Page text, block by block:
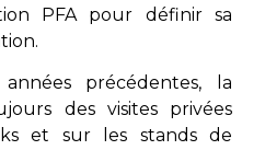
PFA pour définir sa
précédentes, la
des visites privées
et sur les stands de